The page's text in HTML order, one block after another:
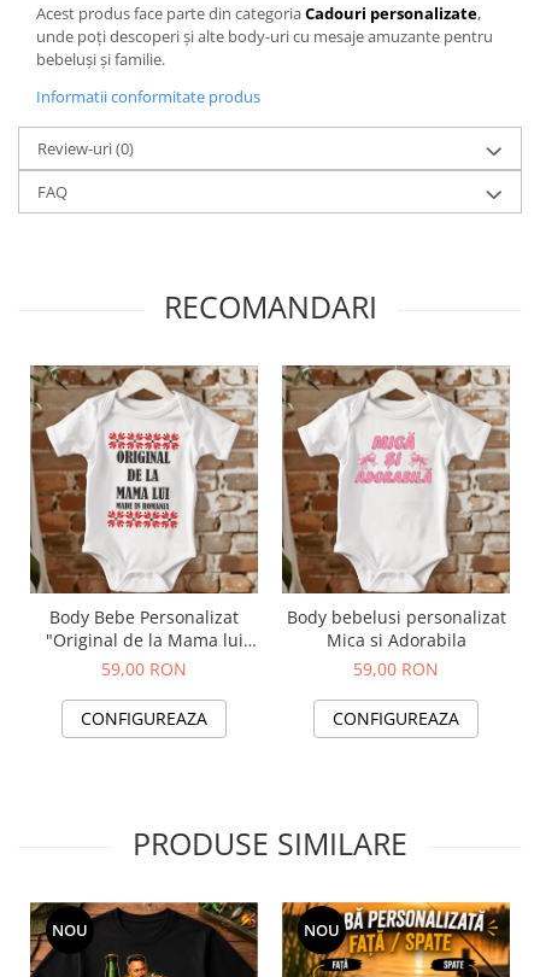
Acest produs face parte din categoriaCadouri personalizate,
unde poți descoperi și alte body-uri cu mesaje amuzante pentru
bebeluși și familie.
Informatii conformitate produs
Review-uri(0)
FAQ
RECOMANDARI
Body Bebe Personalizat
"Original de la Mama lui
Made in Romania" cu
59,00 RON
CONFIGUREAZA
Body bebelusi personalizat
Mica si Adorabila
59,00 RON
CONFIGUREAZA
PRODUSE SIMILARE
NOU NOU